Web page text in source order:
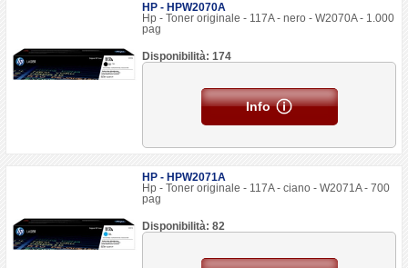
HP - HPW2070A
Hp - Toner originale - 117A - nero - W2070A - 1.000
pag
Disponibilità: 174
Info
HP - HPW2071A
Hp - Toner originale - 117A - ciano - W2071A - 700
pag
Disponibilità: 82